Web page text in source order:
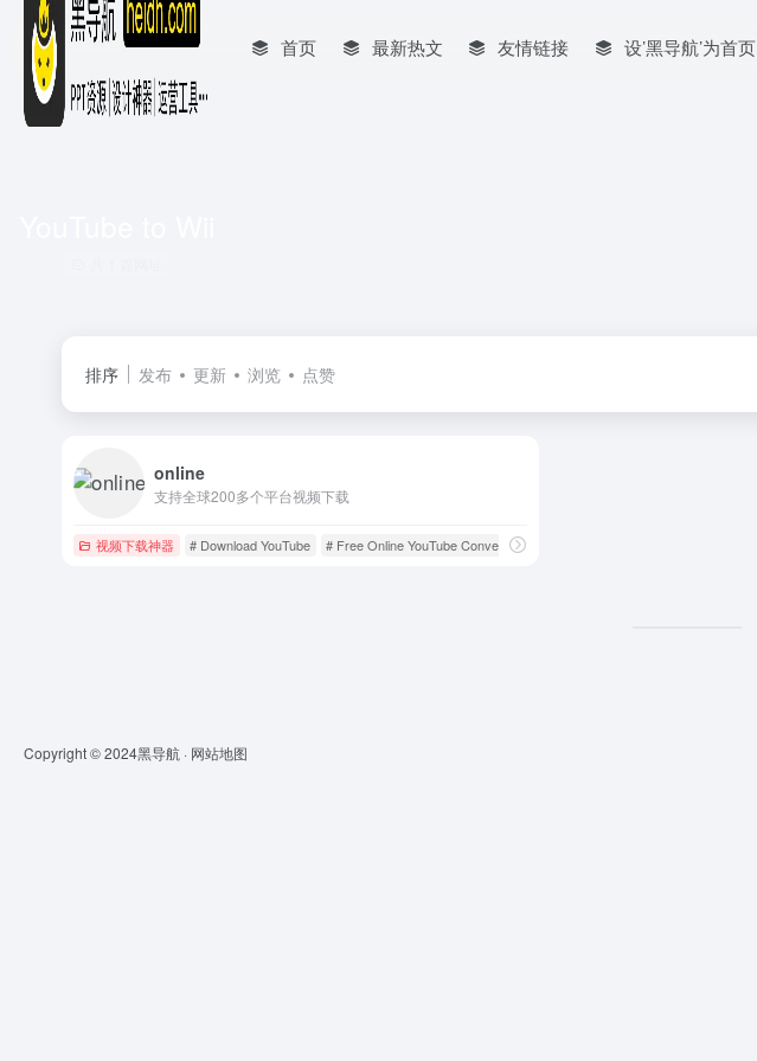
首页 最新热文 友情链接 设’黑导航’为首页
排序 发布 更新 浏览 点赞
online
支持全球200多个平台视频下载
视频下载神器 # Download YouTube # Free Online YouTube Convert and Download
Copyright © 2024黑导航 · 网站地图